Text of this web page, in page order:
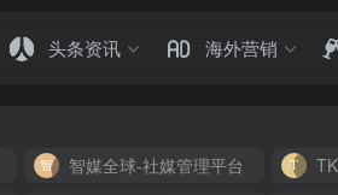
头条资讯 海外营销
智媒全球-社媒管理平台